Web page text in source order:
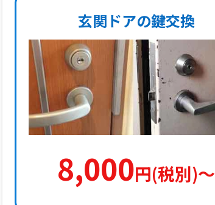
玄関ドアの鍵交換
8,000円(税別)〜